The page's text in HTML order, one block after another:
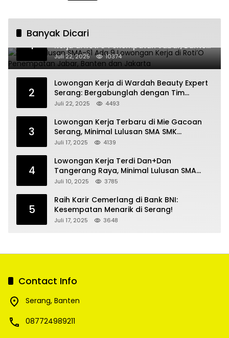
Banyak Dicari
1
Untuk Lulusan SMA-S1 Ada 9 Lowongan
Kerja di Roti’O Penempatan Jabar, Banten
dan Jakarta
Juli 22, 2025 10374
2
Lowongan Kerja di Wardah Beauty Expert
Serang: Bergabunglah dengan Tim
Kecantikan
Juli 22, 2025 4493
3
Lowongan Kerja Terbaru di Mie Gacoan
Serang, Minimal Lulusan SMA SMK
Sederajat
Juli 17, 2025 4139
4
Lowongan Kerja Terdi Dan+Dan
Tangerang Raya, Minimal Lulusan SMA
SMK
Juli 10, 2025 3785
5
Raih Karir Cemerlang di Bank BNI:
Kesempatan Menarik di Serang!
Juli 17, 2025 3648
Contact Info
Serang, Banten
087724989211